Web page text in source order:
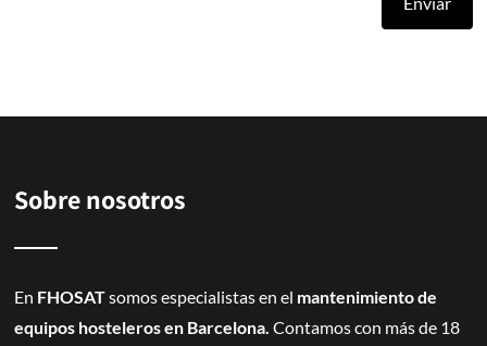
Sobre nosotros
En FHOSATsomos especialistas en el mantenimiento de
equipos hosteleros en Barcelona. Contamos con más de 18